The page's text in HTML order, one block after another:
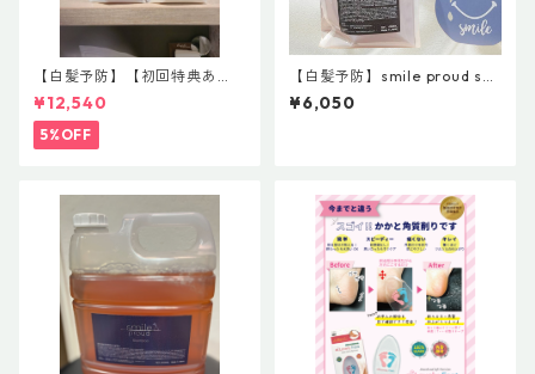
【白髪予防】【初回特典あ
り】smile proud shampoo 1
000ml＆smileproud treatm
ent1000g 【スマイルブラン
ド第４世代】 ￥11000
¥12,540
5%OFF
【白髪予防】smile proud sha
mpoo 1000ml スマイルプ
ラウドシャンプー【スマイル
¥6,050